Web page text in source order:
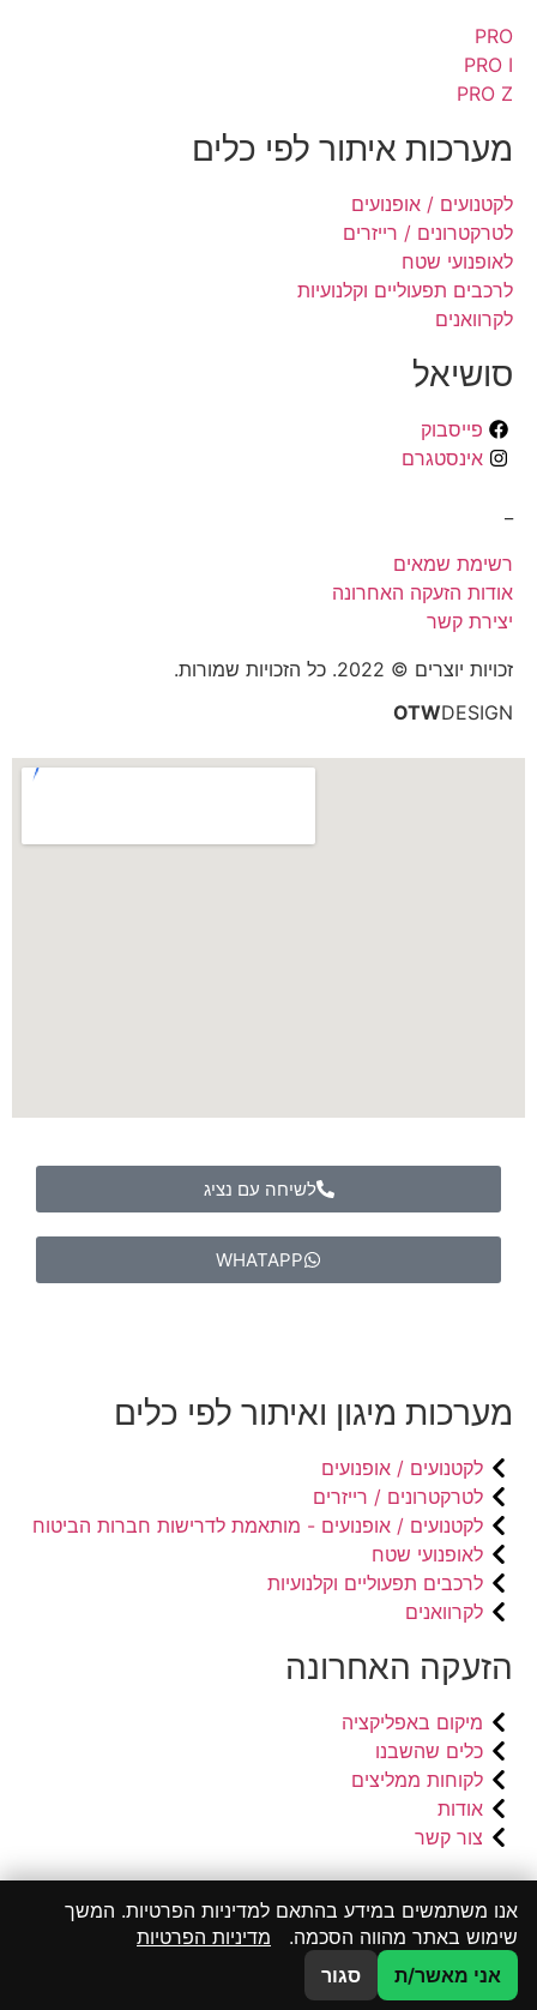
PRO
PRO I
PRO Z
מערכות איתור לפי כלים
לקטנועים / אופנועים
לטרקטרונים / רייזרים
לאופנועי שטח
לרכבים תפעוליים וקלנועיות
לקרוואנים
סושיאל
פייסבוק
אינסטגרם
רשימת שמאים
אודות הזעקה האחרונה
יצירת קשר
זכויות יוצרים © 2022. כל הזכויות שמורות.
OTWDESIGN
לשיחה עם נציג
WHATAPP
מערכות מיגון ואיתור לפי כלים
לקטנועים / אופנועים
לטרקטרונים / רייזרים
לקטנועים / אופנועים - מותאמת לדרישות חברות הביטוח
לאופנועי שטח
לרכבים תפעוליים וקלנועיות
לקרוואנים
הזעקה האחרונה
מיקום באפליקציה
כלים שהשבנו
לקוחות ממליצים
אודות
צור קשר
אינסטגרם
וואטסאפ תמיכה טכנית
אנו משתמשים במידע בהתאם למדיניות הפרטיות. המשך
שימוש באתר מהווה הסכמה. מדיניות הפרטיות
אני מאשר/ת
סגור